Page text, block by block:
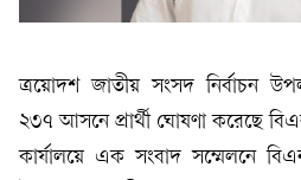
ত্রয়োদশ জাতীয় সংসদ নির্বাচন
২৩৭ আসনে প্রার্থী ঘোষণা করেছে
কার্যালয়ে এক সংবাদ সম্মেলনে